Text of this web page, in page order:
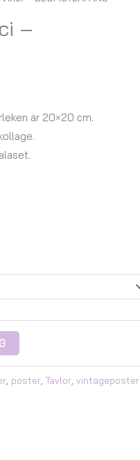
–
kr
kr
är 20×20 cm.
poster Tavlor vintageposter